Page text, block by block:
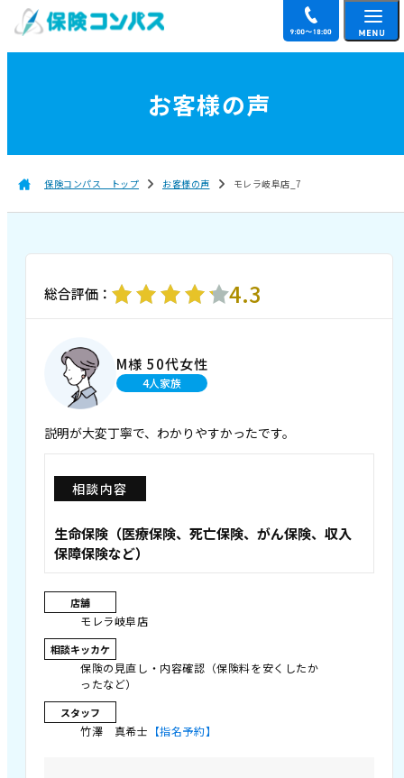
お客様の声
保険コンパス トップ お客様の声 モレラ岐阜店_7
総合評価： 4.3
M様 50代女性
4人家族
説明が大変丁寧で、わかりやすかったです。
相談内容
生命保険（医療保険、死亡保険、がん保険、収入
保障保険など）
店舗
モレラ岐阜店
相談キッカケ
保険の見直し・内容確認（保険料を安くしたか
ったなど）
スタッフ
竹澤 真希士 【指名予約】